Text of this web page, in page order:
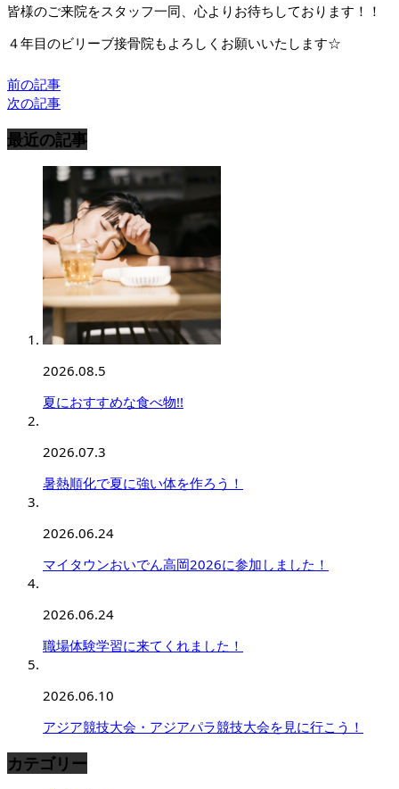
皆様のご来院をスタッフ一同、心よりお待ちしております！！
４年目のビリーブ接骨院もよろしくお願いいたします☆
前の記事
次の記事
最近の記事
2026.08.5
夏におすすめな食べ物!!
2026.07.3
暑熱順化で夏に強い体を作ろう！
2026.06.24
マイタウンおいでん高岡2026に参加しました！
2026.06.24
職場体験学習に来てくれました！
2026.06.10
アジア競技大会・アジアパラ競技大会を見に行こう！
カテゴリー